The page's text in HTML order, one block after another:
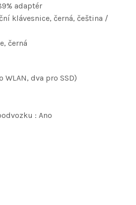
adaptér
klávesnice, černá, čeština /
černá
dva pro SSD)
: Ano